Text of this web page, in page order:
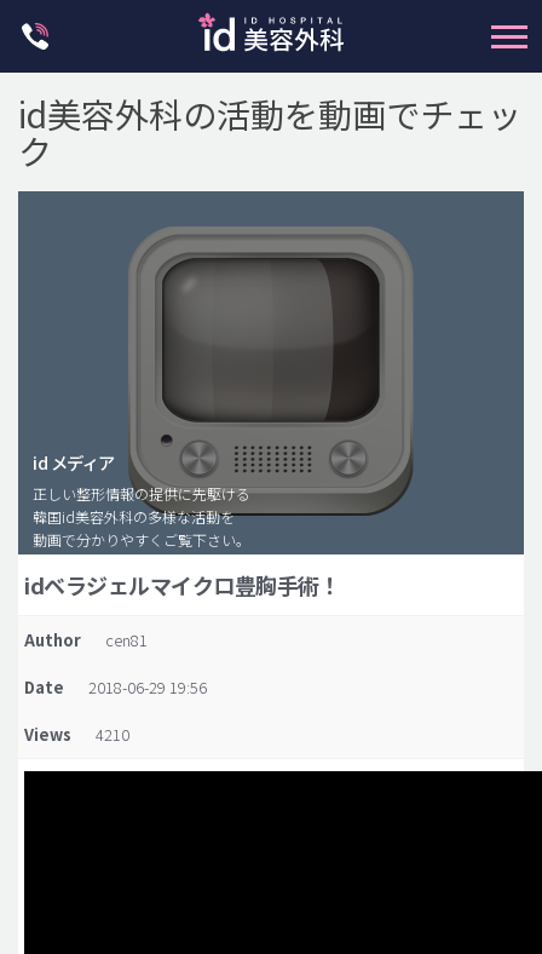
脂肪注入(アンチエイジング)
豊胸手術・バストアップ
プチ整形
脂肪吸引 (大容量)
id美容外科の活動を動画でチェッ
ク
id メディア
正しい整形情報の提供に先駆ける
韓国id美容外科の多様な活動を
動画で分かりやすくご覧下さい。
idベラジェルマイクロ豊胸手術！
Author cen81
Date 2018-06-29 19:56
Views 4210